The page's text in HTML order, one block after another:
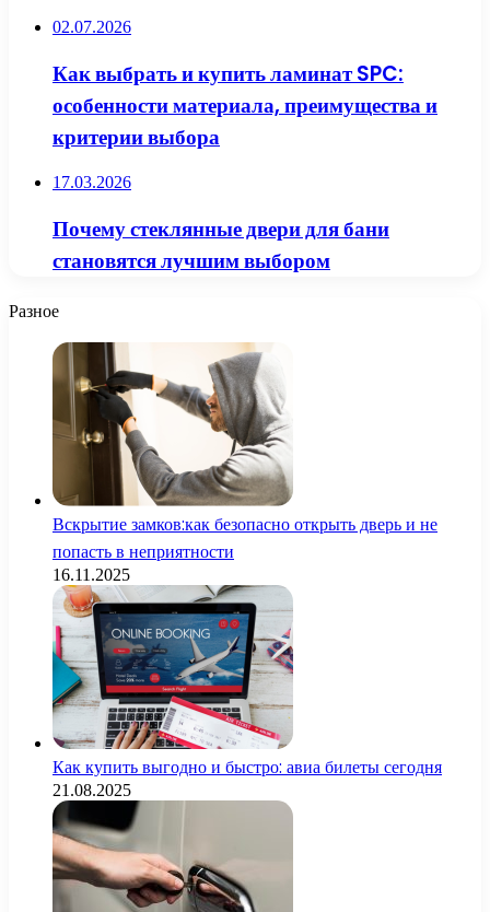
02.07.2026
Как выбрать и купить ламинат SPC:
особенности материала, преимущества и
критерии выбора
17.03.2026
Почему стеклянные двери для бани
становятся лучшим выбором
Разное
Вскрытие замков:как безопасно открыть дверь и не
попасть в неприятности
16.11.2025
Как купить выгодно и быстро: авиа билеты сегодня
21.08.2025